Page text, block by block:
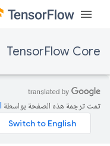
TensorFlow Core
تمت ترجمة هذه الصفحة بواسطة